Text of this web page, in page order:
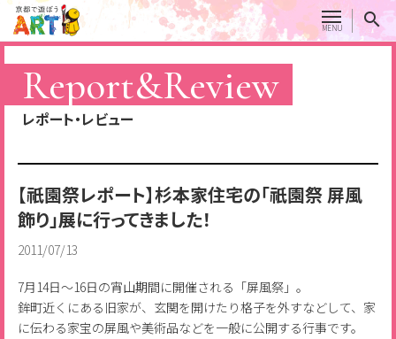
Report&Review
レポート・レビュー
【祇園祭レポート】杉本家住宅の「祇園祭 屏風
飾り」展に行ってきました！
2011/07/13
7月14日～16日の宵山期間に開催される「屏風祭」。
鉾町近くにある旧家が、玄関を開けたり格子を外すなどして、家
に伝わる家宝の屏風や美術品などを一般に公開する行事です。